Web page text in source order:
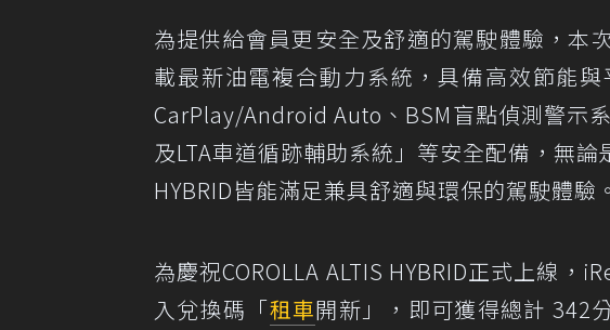
為提供給會員更安全及舒適的駕駛體驗，本
載最新油電複合動力系統，具備高效節能
CarPlay/Android Auto、BSM盲點偵測警示
及LTA車道循跡輔助系統」等安全配備，無
HYBRID皆能滿足兼具舒適與環保的駕駛體驗。
為慶祝COROLLA ALTIS HYBRID正式上線
入兌換碼「租車開新」，即可獲得總計 342